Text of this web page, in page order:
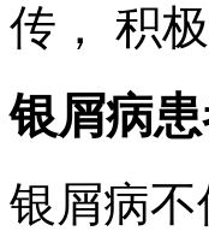
传， 积
银屑病
银屑病